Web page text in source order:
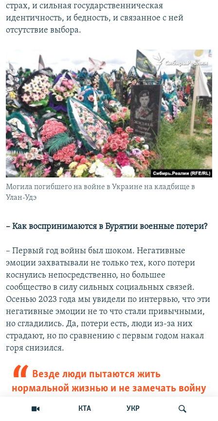
КТА УКР
страх, и сильная государственническая
идентичность, и бедность, и связанное с ней
отсутствие выбора.
Могила погибшего на войне в Украине на кладбище в
Улан-Удэ
– Как воспринимаются в Бурятии военные потери?
– Первый год войны был шоком. Негативные
эмоции захватывали не только тех, кого потери
коснулись непосредственно, но большее
сообщество в силу сильных социальных связей.
Осенью 2023 года мы увидели по интервью, что эти
негативные эмоции не то что стали привычными,
но сгладились. Да, потери есть, люди из-за них
страдают, но по сравнению с первым годом накал
горя снизился.
Везде люди пытаются жить
нормальной жизнью и не замечать войну
Горе пока не является двигателем протеста, люди